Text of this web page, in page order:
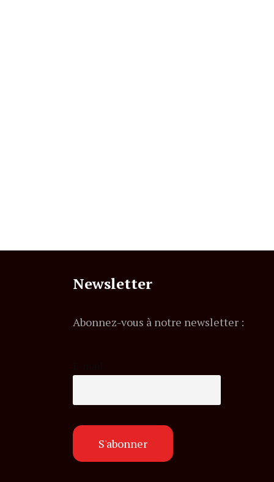
Newsletter
Abonnez-vous à notre newsletter :